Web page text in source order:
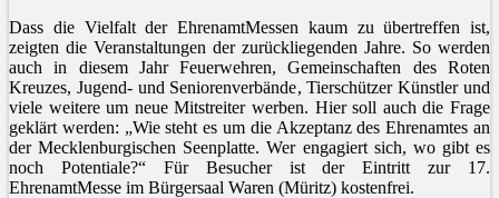
Dass die Vielfalt der EhrenamtMessen kaum zu übertreffen ist,
zeigten die Veranstaltungen der zurückliegenden Jahre. So werden
auch in diesem Jahr Feuerwehren, Gemeinschaften des Roten
Kreuzes, Jugend- und Seniorenverbände, Tierschützer Künstler und
viele weitere um neue Mitstreiter werben. Hier soll auch die Frage
geklärt werden: „Wie steht es um die Akzeptanz des Ehrenamtes an
der Mecklenburgischen Seenplatte. Wer engagiert sich, wo gibt es
noch Potentiale?“ Für Besucher ist der Eintritt zur 17.
EhrenamtMesse im Bürgersaal Waren (Müritz) kostenfrei.